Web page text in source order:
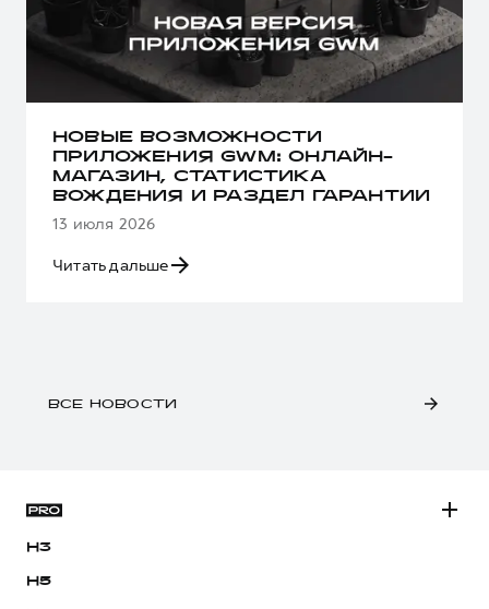
НОВЫЕ ВОЗМОЖНОСТИ
ПРИЛОЖЕНИЯ GWM: ОНЛАЙН-
МАГАЗИН, СТАТИСТИКА
ВОЖДЕНИЯ И РАЗДЕЛ ГАРАНТИИ
13 июля 2026
Читать дальше
ВСЕ НОВОСТИ
H3
H5